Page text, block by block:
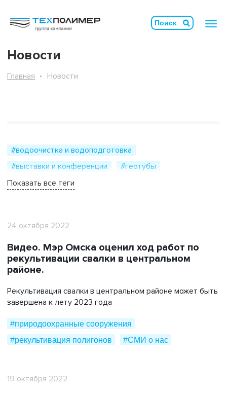
Новости
Главная Новости
#водоочистка и водоподготовка
#выставки и конференции
#геотубы
#гидротехническое строительство
#дноуглубление
#инженерные изыскания
#контейнер тко
#импортозамещение
#нефтегазовый комплекс
#пластиковая тара
#природоохранные сооружения
#производство
#рекультивация полигонов
#строительство
#сми о нас
#инженерная защита
#технологические решения
Показать все теги
24 октября 2022
Видео. Мэр Омска оценил ход работ по
рекультивации свалки в центральном
районе.
Рекультивация свалки в центральном районе может быть
завершена к лету 2023 года
#природоохранные сооружения
#рекультивация полигонов
#СМИ о нас
19 октября 2022